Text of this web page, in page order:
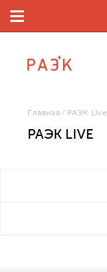
Главная РАЭК Live
РАЭК LIVE